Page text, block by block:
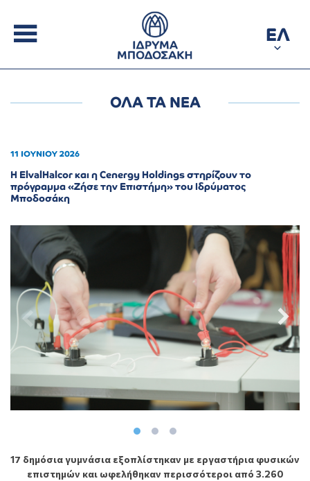
ΕΛ
ΟΛΑ ΤΑ ΝΕΑ
11 ΙΟΥΝΙΟΥ 2026
Η ElvalHalcor και η Cenergy Holdings στηρίζουν το
πρόγραμμα «Ζήσε την Επιστήμη» του Ιδρύματος
Μποδοσάκη
17 δημόσια γυμνάσια εξοπλίστηκαν με εργαστήρια φυσικών
επιστημών και ωφελήθηκαν περισσότεροι από 3.260